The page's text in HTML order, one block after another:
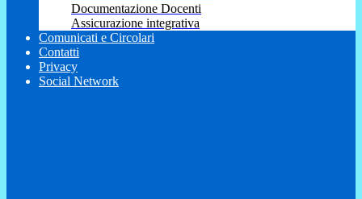
Documentazione Docenti
Assicurazione integrativa
Comunicati e Circolari
Contatti
Privacy
Social Network